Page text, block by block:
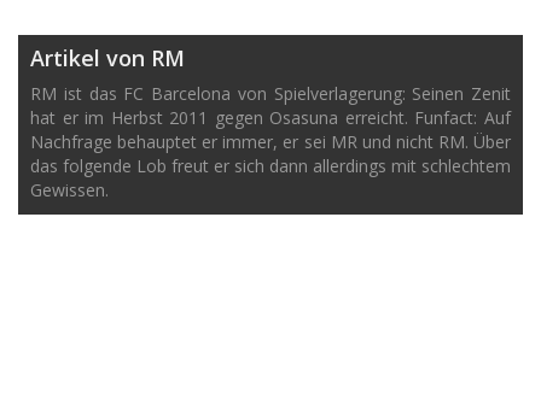
Artikel von RM
RM ist das FC Barcelona von Spielverlagerung: Seinen Zenit
hat er im Herbst 2011 gegen Osasuna erreicht. Funfact: Auf
Nachfrage behauptet er immer, er sei MR und nicht RM. Über
das folgende Lob freut er sich dann allerdings mit schlechtem
Gewissen.